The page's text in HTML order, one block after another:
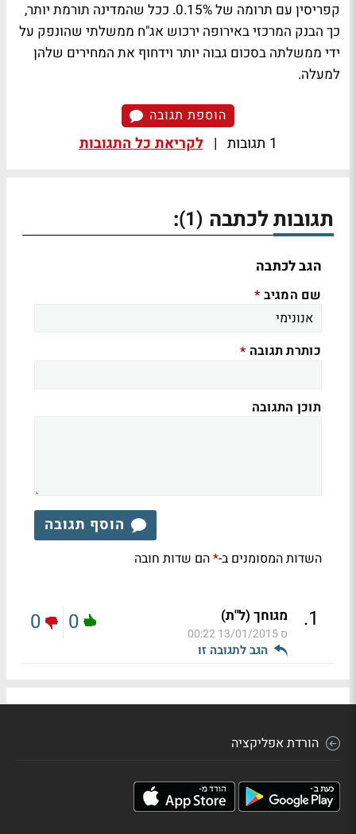
קפריסין עם תרומה של 0.15%. ככל שהמדינה תורמת יותר,
כך הבנק המרכזי באירופה ירכוש אג"ח ממשלתי שהונפק על
ידי ממשלתה בסכום גבוה יותר וידחוף את המחירים שלהן
למעלה.
הוספת תגובה
1 תגובות | לקריאת כל התגובות
תגובות לכתבה (1)
:
הגב לכתבה
שם המגיב *
כותרת תגובה *
תוכן התגובה
הוסף תגובה
השדות המסומנים ב-*הם שדות חובה
1
. מגוחך (ל"ת)
ס13/01/2015 00:22
הגב לתגובה זו
0
0
הורדת אפליקציה